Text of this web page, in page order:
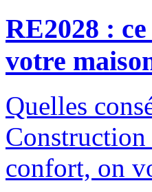
RE2028 :
votre
Quelles
Construction
confort, on